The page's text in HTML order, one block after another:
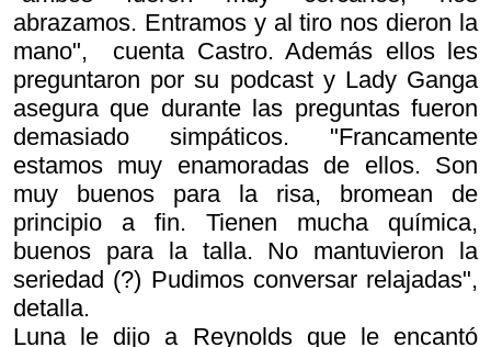
abrazamos. Entramos y al tiro nos dieron la
mano", cuenta Castro. Además ellos les
preguntaron por su podcast y Lady Ganga
asegura que durante las preguntas fueron
demasiado simpáticos. "Francamente
estamos muy enamoradas de ellos. Son
muy buenos para la risa, bromean de
principio a fin. Tienen mucha química,
buenos para la talla. No mantuvieron la
seriedad (?) Pudimos conversar relajadas",
detalla.
Luna le dijo a Reynolds que le encantó